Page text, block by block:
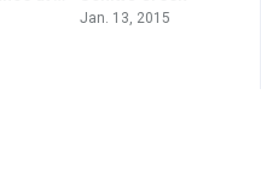
Jan. 13, 2015